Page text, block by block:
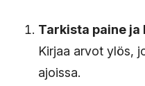
Tarkista paine
Kirjaa arvot ylös,
ajoissa.